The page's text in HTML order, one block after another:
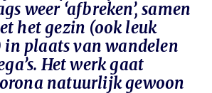
weer ‘afbreken’, samen
het gezin (ook leuk
plaats van wandelen
Het werk gaat
natuurlijk gewoon